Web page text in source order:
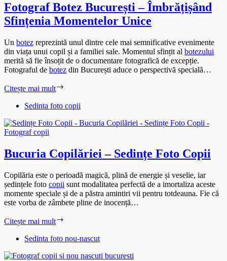
Fotograf Botez București – Îmbrățișând
Sfințenia Momentelor Unice
Un botez reprezintă unul dintre cele mai semnificative evenimente
din viața unui copil și a familiei sale. Momentul sfințit al botezului
merită să fie însoțit de o documentare fotografică de excepție.
Fotograful de botez din București aduce o perspectivă specială…
Citește mai mult
București
Îmbrățișând
Unice
Sedinta foto copii
Bucuria Copilăriei – Sedințe Foto Copii
Copilăria este o perioadă magică, plină de energie și veselie, iar
ședințele foto copii sunt modalitatea perfectă de a imortaliza aceste
momente speciale și de a păstra amintiri vii pentru totdeauna. Fie că
este vorba de zâmbete pline de inocență…
Citește mai mult
–
Foto
Sedinta foto nou-nascut